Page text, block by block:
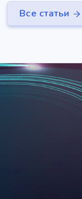
Все статьи